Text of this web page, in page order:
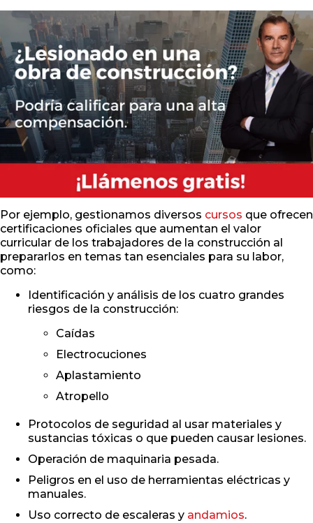
Por ejemplo, gestionamos diversos cursos que ofrecen
certificaciones oficiales que aumentan el valor
curricular de los trabajadores de la construcción al
prepararlos en temas tan esenciales para su labor,
como:
Identificación y análisis de los cuatro grandes
riesgos de la construcción:
Caídas
Electrocuciones
Aplastamiento
Atropello
Protocolos de seguridad al usar materiales y
sustancias tóxicas o que pueden causar lesiones.
Operación de maquinaria pesada.
Peligros en el uso de herramientas eléctricas y
manuales.
Uso correcto de escaleras y andamios.